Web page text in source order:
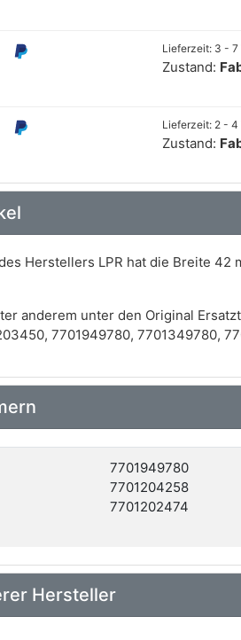
Lieferzeit: 3 - 7
Zustand:
Lieferzeit: 2 - 4
Zustand:
Herstellers LPR hat die Breite
anderem unter den Original
7701949780, 7701349780,
7701949780
7701204258
7701202474
Hersteller